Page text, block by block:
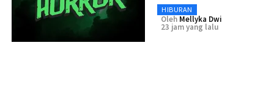
HIBURAN
Oleh Mellyka Dwi
23 jam yang lalu